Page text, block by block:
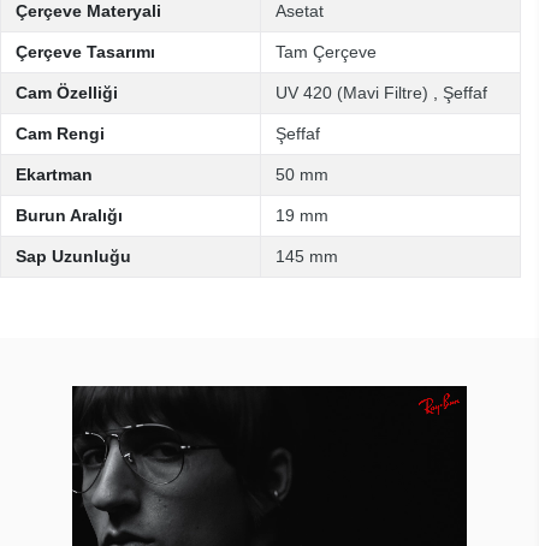
Çerçeve Materyali Asetat
Çerçeve Tasarımı Tam Çerçeve
Cam Özelliği UV 420 (Mavi Filtre) Şeffaf
Cam Rengi Şeffaf
Ekartman 50 mm
Burun Aralığı 19 mm
Sap Uzunluğu 145 mm